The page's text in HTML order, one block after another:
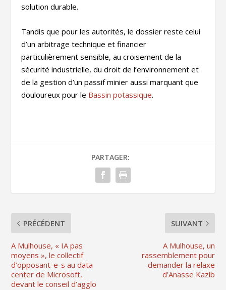
solution durable.
Tandis que pour les autorités, le dossier reste celui
d’un arbitrage technique et financier
particulièrement sensible, au croisement de la
sécurité industrielle, du droit de l’environnement et
de la gestion d’un passif minier aussi marquant que
douloureux pour le Bassin potassique.
PARTAGER:
PRÉCÉDENT
A Mulhouse, « IA pas
moyens », le collectif
d’opposant-e-s au data
center de Microsoft,
devant le conseil d’agglo
SUIVANT
A Mulhouse, un
rassemblement pour
demander la relaxe
d’Anasse Kazib